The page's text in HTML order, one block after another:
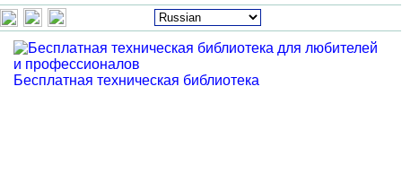
Бесплатная техническая библиотека